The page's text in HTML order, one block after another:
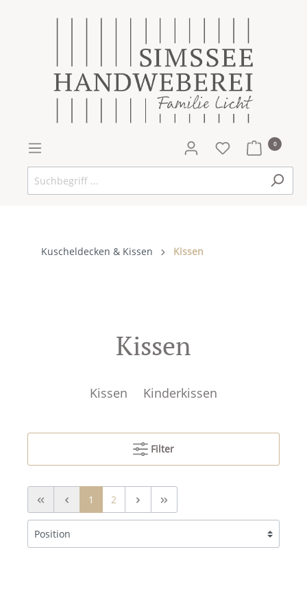
0
Kuscheldecken & Kissen Kissen
Kissen
Kissen Kinderkissen
Filter
1 2